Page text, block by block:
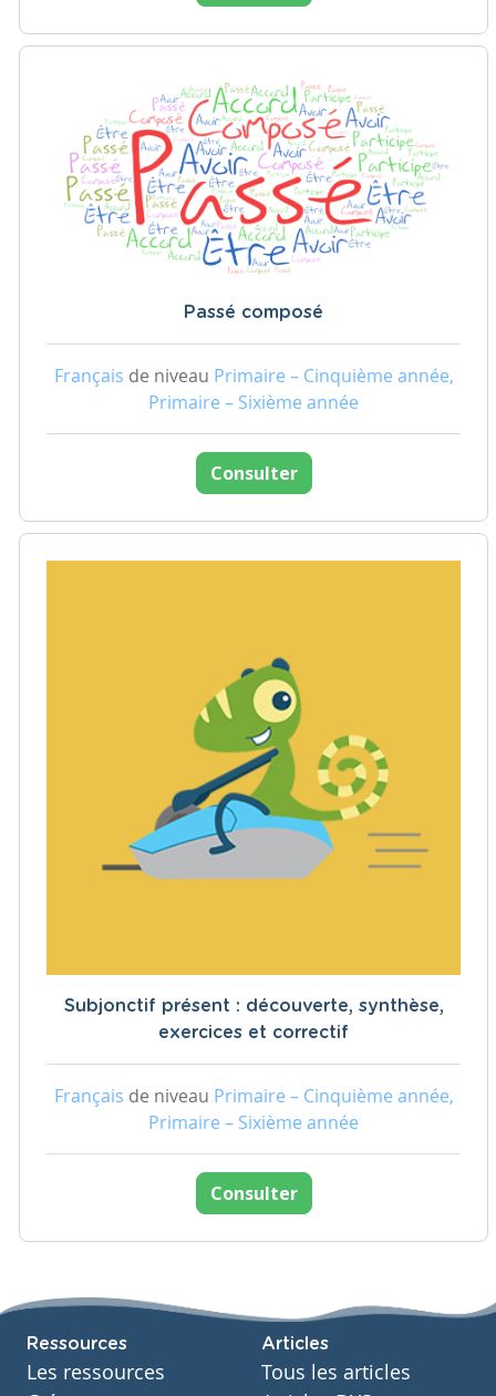
Passé composé
Français de niveau Primaire – Cinquième année,
Primaire – Sixième année
Consulter
Subjonctif présent : découverte, synthèse,
exercices et correctif
Français de niveau Primaire – Cinquième année,
Primaire – Sixième année
Consulter
Ressources
Les ressources
Articles
Tous les articles